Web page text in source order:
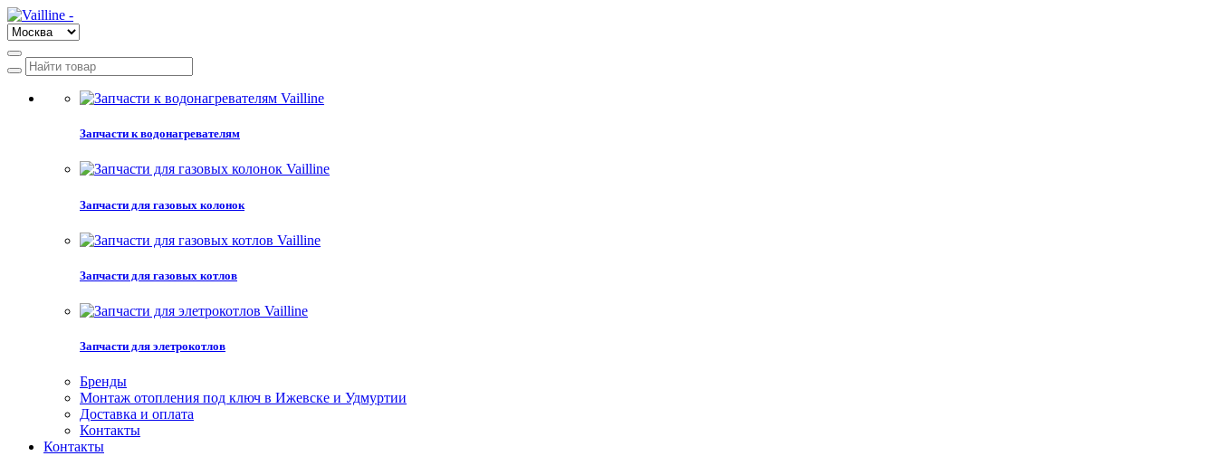
Запчасти к водонагревателям
Запчасти для газовых колонок
Запчасти для газовых котлов
Запчасти для элетрокотлов
Бренды
Монтаж отопления под ключ в Ижевске и Удмуртии
Доставка и оплата
Контакты
Контакты